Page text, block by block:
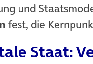
und
fest, die
Staat: